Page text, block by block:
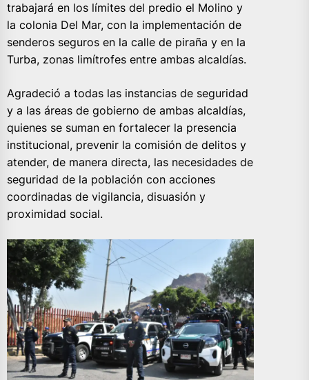
trabajará en los límites del predio el Molino y
la colonia Del Mar, con la implementación de
senderos seguros en la calle de piraña y en la
Turba, zonas limítrofes entre ambas alcaldías.
Agradeció a todas las instancias de seguridad
y a las áreas de gobierno de ambas alcaldías,
quienes se suman en fortalecer la presencia
institucional, prevenir la comisión de delitos y
atender, de manera directa, las necesidades de
seguridad de la población con acciones
coordinadas de vigilancia, disuasión y
proximidad social.